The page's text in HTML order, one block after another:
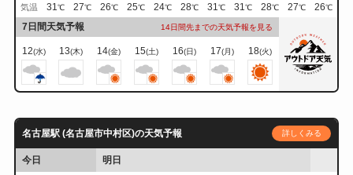
気温 31℃ 27℃ 26℃ 25℃ 24℃ 28℃ 31℃ 31℃ 28℃ 27℃ 26℃
7日間天気予報 14日間先までの天気予報を見る
12(水) 13(木) 14(金) 15(土) 16(日) 17(月) 18(火)
名古屋駅 (名古屋市中村区)の天気予報 詳しくみる
今日
明日